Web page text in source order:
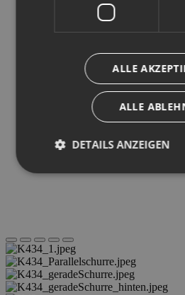
ALLE
ALLE
DETAILS ANZEIGEN